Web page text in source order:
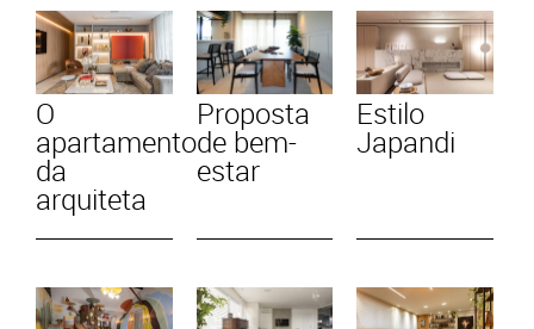
O
apartamento
da
arquiteta
Proposta
de bem-
estar
Estilo
Japandi